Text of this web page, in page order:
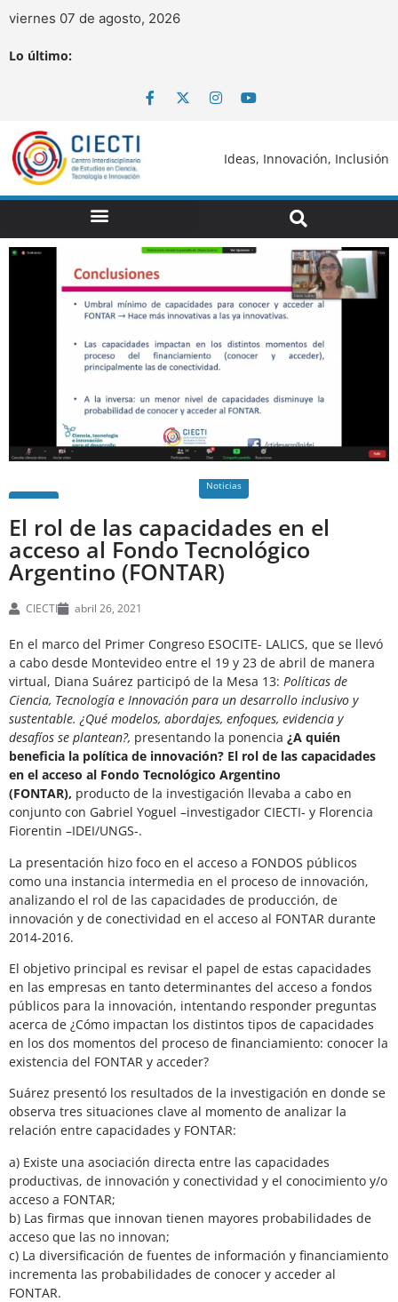
viernes 07 de agosto, 2026
Lo último:
Ideas, Innovación, Inclusión
Noticias
El rol de las capacidades en el
acceso al Fondo Tecnológico
Argentino (FONTAR)
CIECTI abril 26, 2021
En el marco del Primer Congreso ESOCITE- LALICS, que se llevó
a cabo desde Montevideo entre el 19 y 23 de abril de manera
virtual, Diana Suárez participó de la Mesa 13: Políticas de
Ciencia, Tecnología e Innovación para un desarrollo inclusivo y
sustentable. ¿Qué modelos, abordajes, enfoques, evidencia y
desafíos se plantean?, presentando la ponencia ¿A quién
beneficia la política de innovación? El rol de las capacidades
en el acceso al Fondo Tecnológico Argentino
(FONTAR), producto de la investigación llevaba a cabo en
conjunto con Gabriel Yoguel –investigador CIECTI- y Florencia
Fiorentin –IDEI/UNGS-.
La presentación hizo foco en el acceso a FONDOS públicos
como una instancia intermedia en el proceso de innovación,
analizando el rol de las capacidades de producción, de
innovación y de conectividad en el acceso al FONTAR durante
2014-2016.
El objetivo principal es revisar el papel de estas capacidades
en las empresas en tanto determinantes del acceso a fondos
públicos para la innovación, intentando responder preguntas
acerca de ¿Cómo impactan los distintos tipos de capacidades
en los dos momentos del proceso de financiamiento: conocer la
existencia del FONTAR y acceder?
Suárez presentó los resultados de la investigación en donde se
observa tres situaciones clave al momento de analizar la
relación entre capacidades y FONTAR:
a) Existe una asociación directa entre las capacidades
productivas, de innovación y conectividad y el conocimiento y/o
acceso a FONTAR;
b) Las firmas que innovan tienen mayores probabilidades de
acceso que las no innovan;
c) La diversificación de fuentes de información y financiamiento
incrementa las probabilidades de conocer y acceder al
FONTAR.